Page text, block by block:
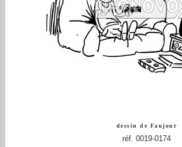
dessin de Faujour
réf. 0019-0174